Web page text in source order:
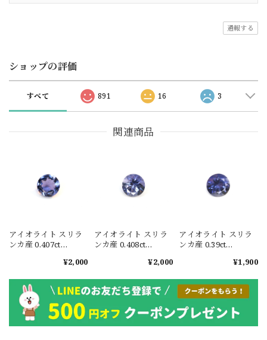
通報する
ショップの評価
すべて 891 16 3
関連商品
アイオライト スリラ
ンカ産 0.407ct
¥2,000
アイオライト スリラ
ンカ産 0.408ct
¥2,000
アイオライト スリラ
ンカ産 0.39ct
¥1,900